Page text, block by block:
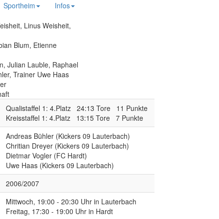
Sportheim Infos
Linus Weisheit,
Blum, Etienne
Julian Lauble, Raphael
Trainer Uwe Haas
Qualistaffel 1: 4.Platz 24:13 Tore 11 Punkte
Kreisstaffel 1: 4.Platz 13:15 Tore 7 Punkte
Andreas Bühler (Kickers 09 Lauterbach)
Chritian Dreyer (Kickers 09 Lauterbach)
Dietmar Vogler (FC Hardt)
Uwe Haas (Kickers 09 Lauterbach)
2006/2007
Mittwoch, 19:00 - 20:30 Uhr in Lauterbach
Freitag, 17:30 - 19:00 Uhr in Hardt